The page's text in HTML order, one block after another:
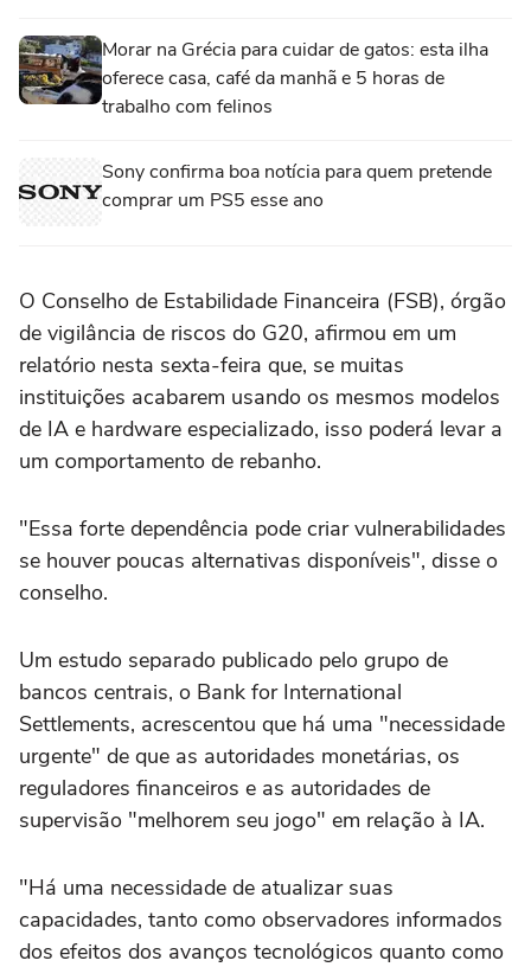
Morar na Grécia para cuidar de gatos: esta ilha
oferece casa, café da manhã e 5 horas de
trabalho com felinos
Sony confirma boa notícia para quem pretende
comprar um PS5 esse ano
O Conselho de Estabilidade Financeira (FSB), órgão
de vigilância de riscos do G20, afirmou em um
relatório nesta sexta-feira que, se muitas
instituições acabarem usando os mesmos modelos
de IA e hardware especializado, isso poderá levar a
um comportamento de rebanho.
"Essa forte dependência pode criar vulnerabilidades
se houver poucas alternativas disponíveis", disse o
conselho.
Um estudo separado publicado pelo grupo de
bancos centrais, o Bank for International
Settlements, acrescentou que há uma "necessidade
urgente" de que as autoridades monetárias, os
reguladores financeiros e as autoridades de
supervisão "melhorem seu jogo" em relação à IA.
"Há uma necessidade de atualizar suas
capacidades, tanto como observadores informados
dos efeitos dos avanços tecnológicos quanto como